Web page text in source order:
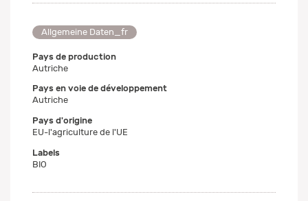
Allgemeine Daten_fr
Pays de production
Autriche
Pays en voie de développement
Autriche
Pays d'origine
EU-l'agriculture de l'UE
Labels
BIO